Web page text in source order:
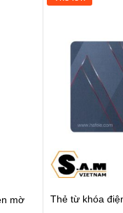
mờ
Thẻ từ khóa